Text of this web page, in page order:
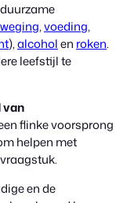
,voeding,
),alcoholen roken.
leefstijl te
van
flinke voorsprong
helpen met
en de